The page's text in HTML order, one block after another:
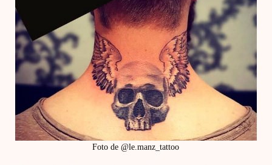
Foto de @le.manz_tattoo